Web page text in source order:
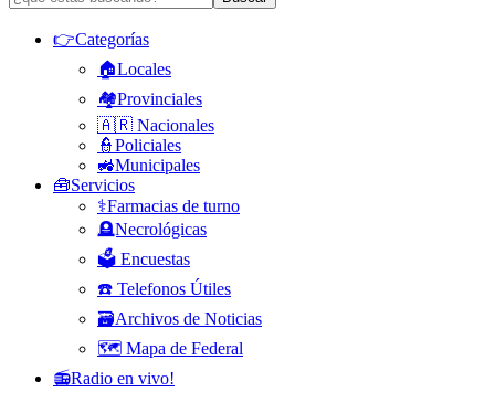
👉Categorías
🏠Locales
🏘️Provinciales
🇦🇷 Nacionales
👮Policiales
🚜Municipales
🧰Servicios
⚕️Farmacias de turno
🪦Necrológicas
🗳️ Encuestas
☎️ Telefonos Útiles
🗃️Archivos de Noticias
🗺️ Mapa de Federal
📻Radio en vivo!